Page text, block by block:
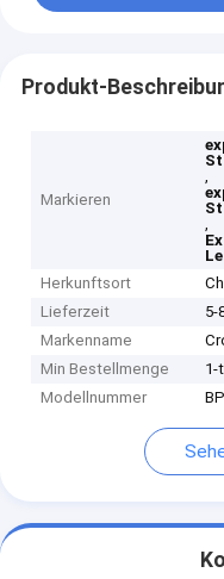
Produkt-
Markieren
,
,
Herkunftsort
Lieferzeit
5-
Markenname
Min Bestellmenge
1-
Modellnummer